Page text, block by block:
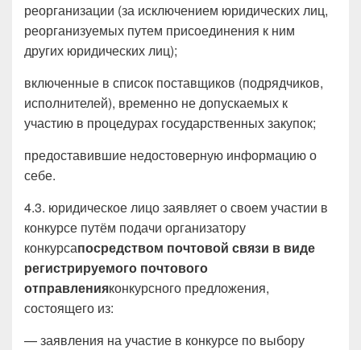
реорганизации (за исключением юридических лиц,
реорганизуемых путем присоединения к ним
других юридических лиц);
включенные в список поставщиков (подрядчиков,
исполнителей), временно не допускаемых к
участию в процедурах государственных закупок;
предоставившие недостоверную информацию о
себе.
4.3. юридическое лицо заявляет о своем участии в
конкурсе путём подачи организатору
конкурсапосредством почтовой связи в виде
регистрируемого почтового
отправленияконкурсного предложения,
состоящего из:
— заявления на участие в конкурсе по выбору